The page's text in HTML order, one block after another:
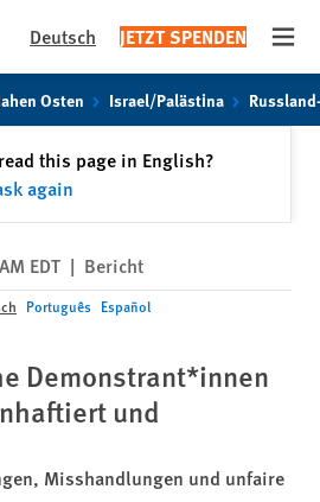
Deutsch JETZT SPENDEN
Osten Israel/Palästina
this page in English?
again
EDT | Bericht
Português Español
Demonstrant*innen
und
Misshandlungen und unfaire